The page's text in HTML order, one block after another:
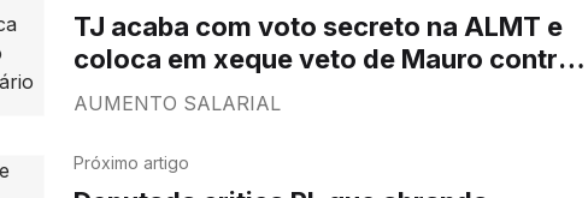
TJ acaba com voto secreto na ALMT e
coloca em xeque veto de Mauro contra
reajuste do Judiciário
AUMENTO SALARIAL
Próximo artigo